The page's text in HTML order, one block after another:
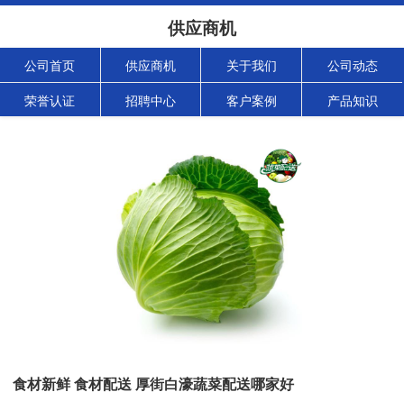
供应商机
公司首页 供应商机 关于我们 公司动态
荣誉认证 招聘中心 客户案例 产品知识
食材新鲜 食材配送 厚街白濠蔬菜配送哪家好